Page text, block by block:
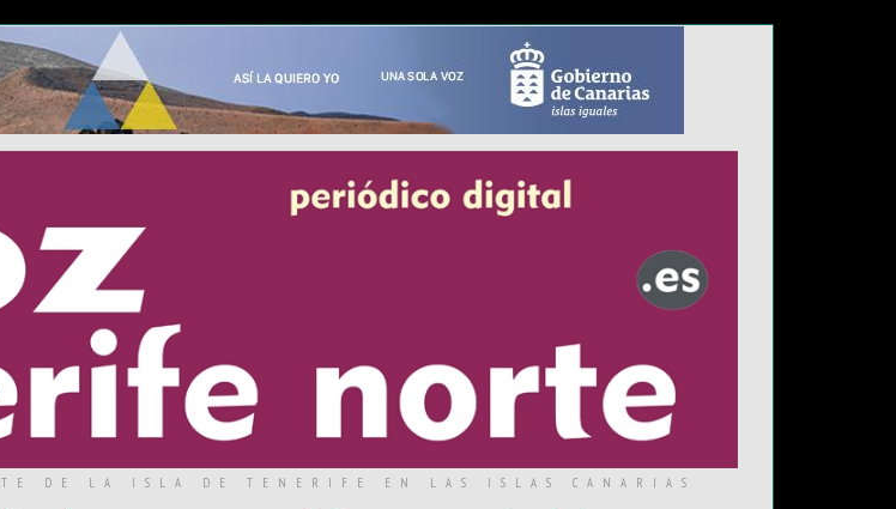
DE LA ISLA DE TENERIFE EN LAS ISLAS CANARIAS